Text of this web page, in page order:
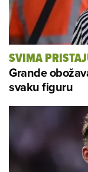
SVIMA
Grande
svaku figuru